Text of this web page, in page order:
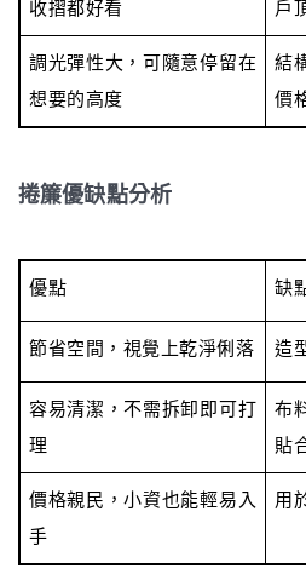
收摺都好看
戶
調光彈性大，可隨意停留在
想要的高度
結
價
捲簾優缺點分析
優點 缺
節省空間，視覺上乾淨俐落 造
容易清潔，不需拆卸即可打
理
布
貼
價格親民，小資也能輕易入
手
用